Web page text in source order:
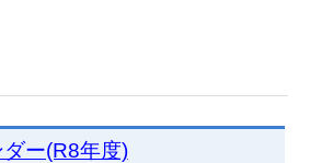
ー(R8年度)